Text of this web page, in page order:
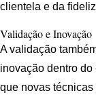
clientela e da
Validação e Inovação
A validação
inovação dentro
que novas